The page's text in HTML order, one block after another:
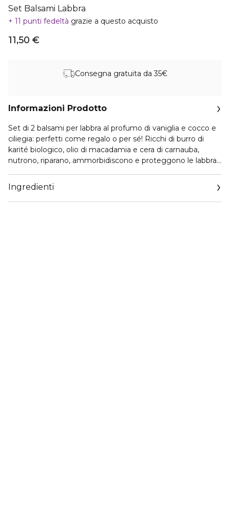
Set Balsami Labbra
11 punti fedeltà grazie a questo acquisto
11,50 €
Consegna gratuita da 35€
Informazioni Prodotto
Set di 2 balsami per labbra al profumo di vaniglia e cocco e
ciliegia: perfetti come regalo o per sé! Ricchi di burro di
karité biologico, olio di macadamia e cera di carnauba,
nutrono, riparano, ammorbidiscono e proteggono le labbra.
Vegan e Made in France.
A partire dai 3 anni.
Dermatologicamente testato.
Ingredienti